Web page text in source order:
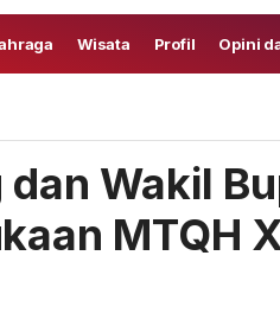
Wisata Profil Opini
Wakil
MTQH